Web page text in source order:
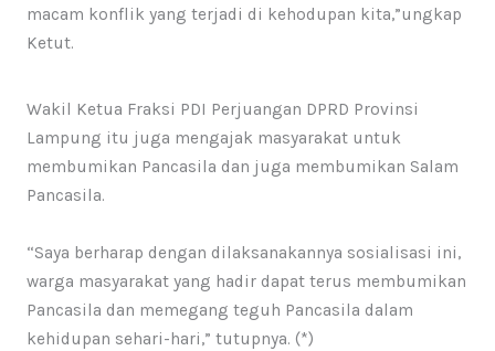
macam konflik yang terjadi di kehodupan kita,”ungkap
Ketut.
Wakil Ketua Fraksi PDI Perjuangan DPRD Provinsi
Lampung itu juga mengajak masyarakat untuk
membumikan Pancasila dan juga membumikan Salam
Pancasila.
“Saya berharap dengan dilaksanakannya sosialisasi ini,
warga masyarakat yang hadir dapat terus membumikan
Pancasila dan memegang teguh Pancasila dalam
kehidupan sehari-hari,” tutupnya. (*)